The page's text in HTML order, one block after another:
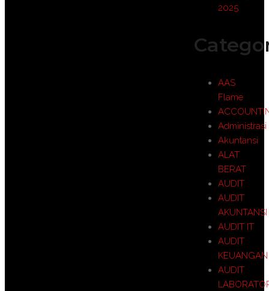
2025
AAS
Flame
Administrasi
Akuntansi
ALAT
BERAT
AUDIT
AUDIT
AKUNTANSI
AUDIT IT
AUDIT
KEUANGAN
AUDIT